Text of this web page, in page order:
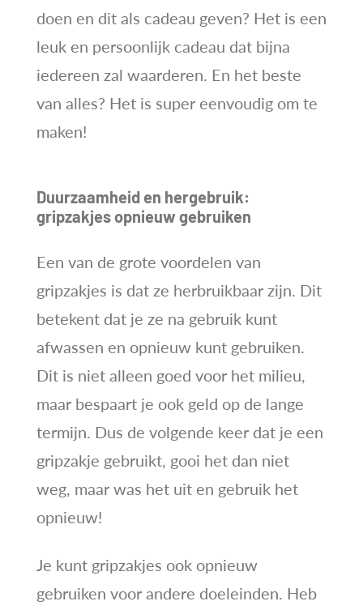
doen en dit als cadeau geven? Het is een
leuk en persoonlijk cadeau dat bijna
iedereen zal waarderen. En het beste
van alles? Het is super eenvoudig om te
maken!
Duurzaamheid en hergebruik:
gripzakjes opnieuw gebruiken
Een van de grote voordelen van
gripzakjes is dat ze herbruikbaar zijn. Dit
betekent dat je ze na gebruik kunt
afwassen en opnieuw kunt gebruiken.
Dit is niet alleen goed voor het milieu,
maar bespaart je ook geld op de lange
termijn. Dus de volgende keer dat je een
gripzakje gebruikt, gooi het dan niet
weg, maar was het uit en gebruik het
opnieuw!
Je kunt gripzakjes ook opnieuw
gebruiken voor andere doeleinden. Heb